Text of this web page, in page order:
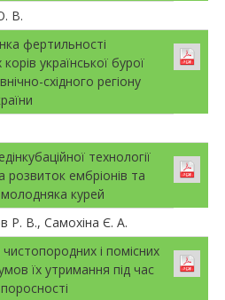
В.
фертильності
української бурої
східного регіону
технології
розвиток ембріонів та
курей
Р. В., Самохіна Є. А.
і помісних
їх утримання під час